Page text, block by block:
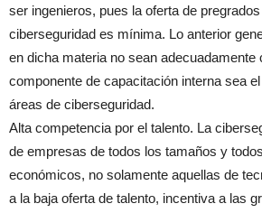
ser ingenieros, pues la oferta de
ciberseguridad es mínima. Lo anterior
en dicha materia no sean adecuadamente
componente de capacitación interna sea
áreas de ciberseguridad.
Alta competencia por el talento. La
de empresas de todos los tamaños y
económicos, no solamente aquellas de
a la baja oferta de talento, incentiva a las